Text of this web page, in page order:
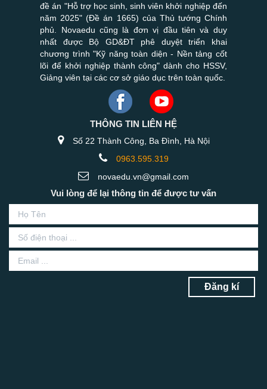
đề án "Hỗ trợ học sinh, sinh viên khởi nghiệp đến
năm 2025" (Đề án 1665) của Thủ tướng Chính
phủ. Novaedu cũng là đơn vị đầu tiên và duy
nhất được Bộ GD&ĐT phê duyệt triển khai
chương trình "Kỹ năng toàn diện - Nền tảng cốt
lõi để khởi nghiệp thành công" dành cho HSSV,
Giảng viên tại các cơ sở giáo dục trên toàn quốc.
THÔNG TIN LIÊN HỆ
Số 22 Thành Công, Ba Đình, Hà Nội
0963.595.319
novaedu.vn@gmail.com
Vui lòng để lại thông tin để được tư vấn
Đăng kí